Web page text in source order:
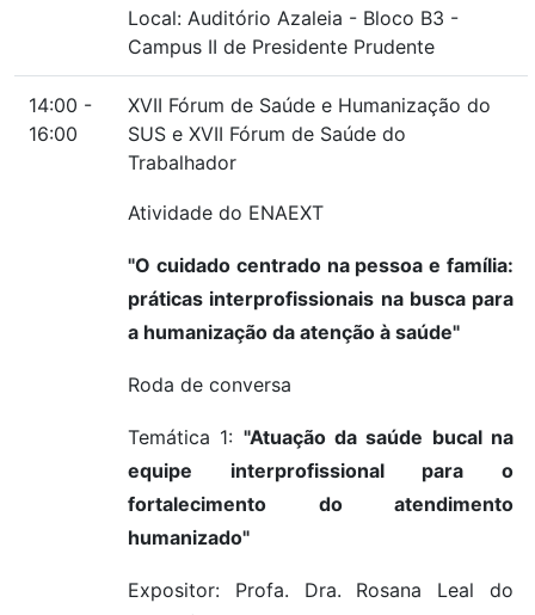
Local: Auditório Azaleia - Bloco B3 -
Campus II de Presidente Prudente
14:00 -
16:00
XVII Fórum de Saúde e Humanização do
SUS e XVII Fórum de Saúde do
Trabalhador
Atividade do ENAEXT
"O cuidado centrado na pessoa e família:
práticas interprofissionais na busca para
a humanização da atenção à saúde"
Roda de conversa
Temática 1: "Atuação da saúde bucal na
equipe interprofissional para o
fortalecimento do atendimento
humanizado"
Expositor: Profa. Dra. Rosana Leal do